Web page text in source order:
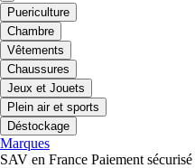
Puericulture
Chambre
Vêtements
Chaussures
Jeux et Jouets
Plein air et sports
Déstockage
Marques
SAV en France Paiement sécurisé